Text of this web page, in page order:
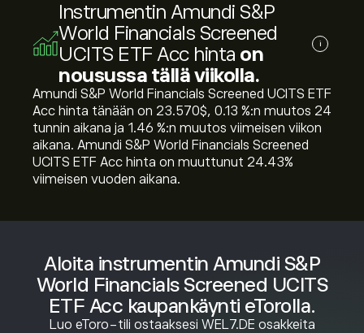
Aloita instrumentin Amundi S&P
World Financials Screened UCITS
ETF Acc kaupankäynti eTorolla.
Luo eToro-tili ostaaksesi WEL7.DE osakkeita
Instrumentin Amundi S&P
World Financials Screened
UCITS ETF Acc hinta on
nousussa tällä viikolla.
i
Amundi S&P World Financials Screened UCITS ETF
Acc hinta tänään on 23.570‎$‎, ‎0.13‎ %:n muutos 24
tunnin aikana ja ‎1.46‎ %:n muutos viimeisen viikon
aikana. Amundi S&P World Financials Screened
UCITS ETF Acc hinta on muuttunut ‎24.43‎%
viimeisen vuoden aikana.